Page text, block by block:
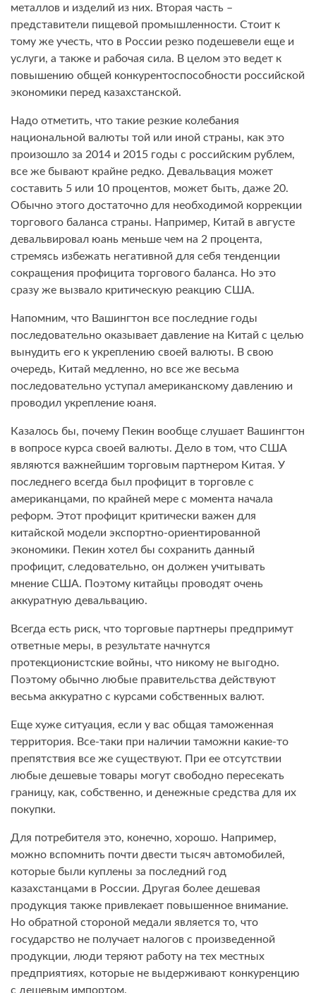
металлов и изделий из них. Вторая часть –
представители пищевой промышленности. Стоит к
тому же учесть, что в России резко подешевели еще и
услуги, а также и рабочая сила. В целом это ведет к
повышению общей конкурентоспособности российской
экономики перед казахстанской.
Надо отметить, что такие резкие колебания
национальной валюты той или иной страны, как это
произошло за 2014 и 2015 годы с российским рублем,
все же бывают крайне редко. Девальвация может
составить 5 или 10 процентов, может быть, даже 20.
Обычно этого достаточно для необходимой коррекции
торгового баланса страны. Например, Китай в августе
девальвировал юань меньше чем на 2 процента,
стремясь избежать негативной для себя тенденции
сокращения профицита торгового баланса. Но это
сразу же вызвало критическую реакцию США.
Напомним, что Вашингтон все последние годы
последовательно оказывает давление на Китай с целью
вынудить его к укреплению своей валюты. В свою
очередь, Китай медленно, но все же весьма
последовательно уступал американскому давлению и
проводил укрепление юаня.
Казалось бы, почему Пекин вообще слушает Вашингтон
в вопросе курса своей валюты. Дело в том, что США
являются важнейшим торговым партнером Китая. У
последнего всегда был профицит в торговле с
американцами, по крайней мере с момента начала
реформ. Этот профицит критически важен для
китайской модели экспортно-ориентированной
экономики. Пекин хотел бы сохранить данный
профицит, следовательно, он должен учитывать
мнение США. Поэтому китайцы проводят очень
аккуратную девальвацию.
Всегда есть риск, что торговые партнеры предпримут
ответные меры, в результате начнутся
протекционистские войны, что никому не выгодно.
Поэтому обычно любые правительства действуют
весьма аккуратно с курсами собственных валют.
Еще хуже ситуация, если у вас общая таможенная
территория. Все-таки при наличии таможни какие-то
препятствия все же существуют. При ее отсутствии
любые дешевые товары могут свободно пересекать
границу, как, собственно, и денежные средства для их
покупки.
Для потребителя это, конечно, хорошо. Например,
можно вспомнить почти двести тысяч автомобилей,
которые были куплены за последний год
казахстанцами в России. Другая более дешевая
продукция также привлекает повышенное внимание.
Но обратной стороной медали является то, что
государство не получает налогов с произведенной
продукции, люди теряют работу на тех местных
предприятиях, которые не выдерживают конкуренцию
с дешевым импортом.